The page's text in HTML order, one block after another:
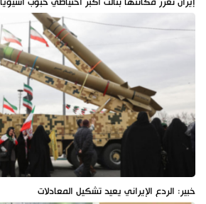
خبير: الردع الإيراني يعيد تشكيل المعادلات